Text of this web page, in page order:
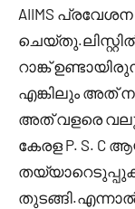
AIIMS
റാങ്ക്
എങ്കിലും അത്
അത് വളരെ
കേരള P. S. C